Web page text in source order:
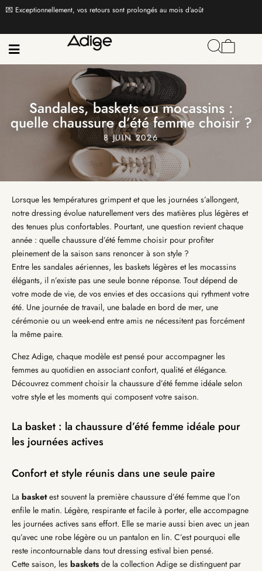
💌 Exceptionnellement, vos retours sont prolongés au mois d’août
Sandales, baskets ou mocassins :
quelle chaussure d’été femme choisir ?
8 JUIN 2026
Lorsque les températures grimpent et que les journées s’allongent,
notre dressing évolue naturellement vers des matières plus légères et
des tenues plus confortables. Pourtant, une question revient chaque
année : quelle chaussure d’été femme choisir pour profiter
pleinement de la saison sans renoncer à son style ?
Entre les sandales aériennes, les baskets légères et les mocassins
élégants, il n’existe pas une seule bonne réponse. Tout dépend de
votre mode de vie, de vos envies et des occasions qui rythment votre
été. Une journée de travail, une balade en bord de mer, une
cérémonie ou un week-end entre amis ne nécessitent pas forcément
la même paire.
Chez Adige, chaque modèle est pensé pour accompagner les
femmes au quotidien en associant confort, qualité et élégance.
Découvrez comment choisir la chaussure d’été femme idéale selon
votre style et les moments qui composent votre saison.
La basket : la chaussure d’été femme idéale pour
les journées actives
Confort et style réunis dans une seule paire
La basketest souvent la première chaussure d’été femme que l’on
enfile le matin. Légère, respirante et facile à porter, elle accompagne
les journées actives sans effort. Elle se marie aussi bien avec un jean
qu’avec une robe légère ou un pantalon en lin. C’est pourquoi elle
reste incontournable dans tout dressing estival bien pensé.
Cette saison, les baskets de la collection Adige se distinguent par